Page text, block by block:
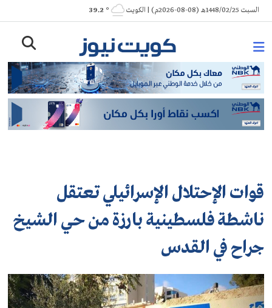
Skip
to
السبت 1448/02/25هـ (08-08-2026م) | الكويت ° 39.2
قوات الإحتلال الإسرائيلي تعتقل
ناشطة فلسطينية بارزة من حي الشيخ
جراح في القدس